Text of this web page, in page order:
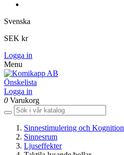
Svenska
SEK kr
Logga in
Menu
Önskelista
Logga in
0 Varukorg
Sinnestimulering och Kognition
Sinnesrum
Ljuseffekter